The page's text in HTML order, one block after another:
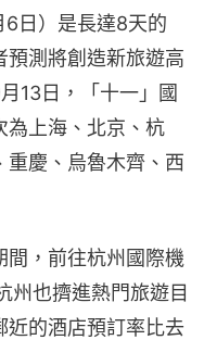
日）是長達8天的
預測將創造新旅遊高
13日，「十一」國
為上海、北京、杭
重慶、烏魯木齊、西
間，前往杭州國際機
州也擠進熱門旅遊目
近的酒店預訂率比去